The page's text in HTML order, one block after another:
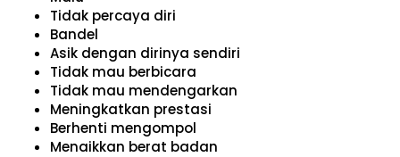
Tidak percaya diri
Bandel
Asik dengan dirinya sendiri
Tidak mau berbicara
Tidak mau mendengarkan
Meningkatkan prestasi
Berhenti mengompol
Menaikkan berat badan